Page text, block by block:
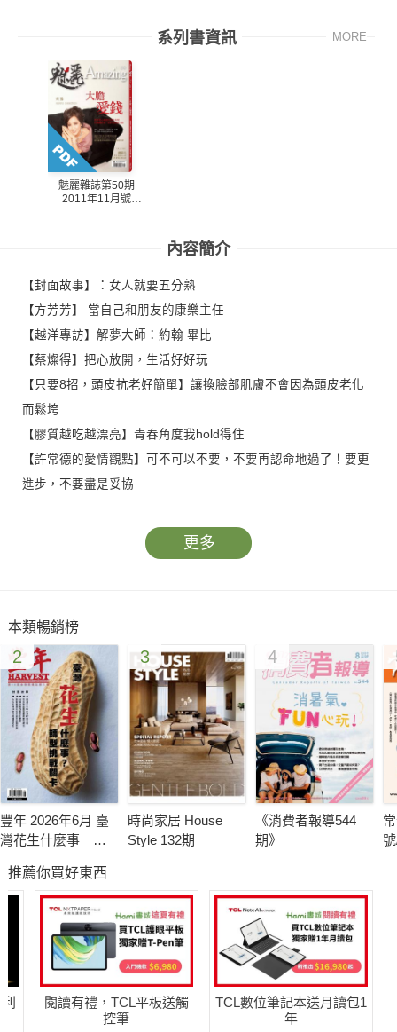
系列書資訊 MORE
魅麗雜誌第50期
2011年11月號
內容簡介
【封面故事】：女人就要五分熟
【方芳芳】 當自己和朋友的康樂主任
【越洋專訪】解夢大師：約翰 畢比
【蔡燦得】把心放開，生活好好玩
【只要8招，頭皮抗老好簡單】讓換臉部肌膚不會因為頭皮老化
而鬆垮
【膠質越吃越漂亮】青春角度我hold得住
【許常德的愛情觀點】可不可以不要，不要再認命地過了！要更
進步，不要盡是妥協
更多
本類暢銷榜
2
豐年 2026年6月 臺
灣花生什麼事 轉
3
時尚家居 House
Style 132期
4
《消費者報導544
期》
推薦你買好東西
閱讀有禮，TCL平板送觸
控筆
TCL數位筆記本送月讀包1
年